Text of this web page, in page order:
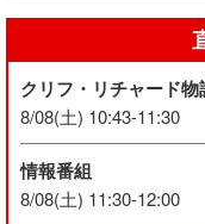
クリフ・リチャード物
8/08(土) 10:43-11:30
情報番組
8/08(土) 11:30-12:00